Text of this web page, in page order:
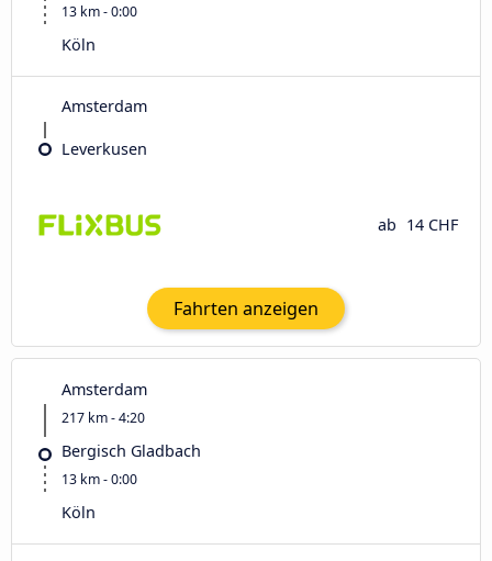
13 km - 0:00
Köln
Amsterdam
Leverkusen
ab 14 CHF
Fahrten anzeigen
Amsterdam
217 km - 4:20
Bergisch Gladbach
13 km - 0:00
Köln